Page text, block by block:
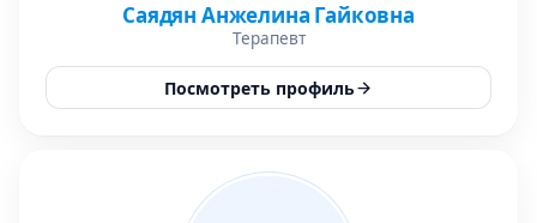
Саядян Анжелина Гайковна
Терапевт
Посмотреть профиль